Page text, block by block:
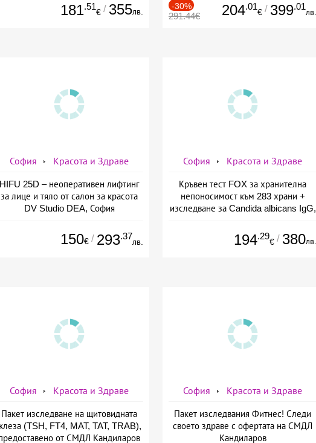
181.51
€ / 355лв.
-30%
291.44€ 204.01
€ / 399.01
лв.
София Красота и Здраве
HIFU 25D – неоперативен лифтинг
за лице и тяло от салон за красота
DV Studio DEA, София
150€ / 293.37
лв.
София Красота и Здраве
Кръвен тест FOX за хранителна
непоносимост към 283 храни +
изследване за Candida albicans IgG,
194.29
€ / 380лв.
София Красота и Здраве
Пакет изследване на щитовидната
(TSH, FT4, MAT, TAT, TRAB),
от СМДЛ Кандиларов
София Красота и Здраве
Пакет изследвания Фитнес! Следи
своето здраве с офертата на СМДЛ
Кандиларов